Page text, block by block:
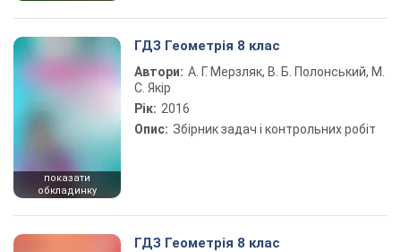
показати
обкладинку
ГДЗ Геометрія 8 клас
Автори: А. Г. Мерзляк, В. Б. Полонський, М.
С. Якір
Рік: 2016
Опис: Збірник задач і контрольних робіт
ГДЗ Геометрія 8 клас